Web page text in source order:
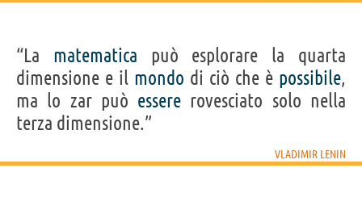
“La matematica può esplorare la quarta
dimensione e il mondo di ciò che è possibile,
ma lo zar può essere rovesciato solo nella
terza dimensione.”
VLADIMIR LENIN